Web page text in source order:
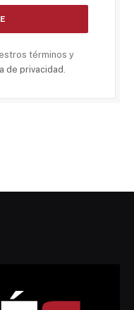
términos y
de privacidad